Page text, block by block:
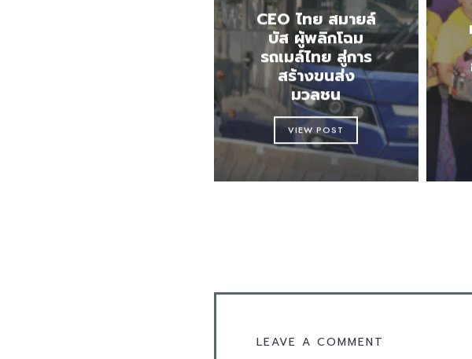
CEO ไทย สมายล์
บัส ผู้พลิกโฉม
รถเมล์ไทย สู่การ
สร้างขนส่ง
มวลชน
VIEW POST
LEAVE A COMMENT